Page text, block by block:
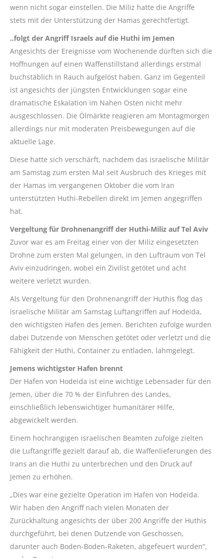
wenn nicht sogar einstellen. Die Miliz hatte die Angriffe
stets mit der Unterstützung der Hamas gerechtfertigt.
..folgt der Angriff Israels auf die Huthi im Jemen
Angesichts der Ereignisse vom Wochenende dürften sich die
Hoffnungen auf einen Waffenstillstand allerdings erstmal
buchstäblich in Rauch aufgelöst haben. Ganz im Gegenteil
ist angesichts der jüngsten Entwicklungen sogar eine
dramatische Eskalation im Nahen Osten nicht mehr
ausgeschlossen. Die Ölmärkte reagieren am Montagmorgen
allerdings nur mit moderaten Preisbewegungen auf die
aktuelle Lage.
Diese hatte sich verschärft, nachdem das israelische Militär
am Samstag zum ersten Mal seit Ausbruch des Krieges mit
der Hamas im vergangenen Oktober die vom Iran
unterstützten Huthi-Rebellen direkt im Jemen angegriffen
hat.
Vergeltung für Drohnenangriff der Huthi-Miliz auf Tel Aviv
Zuvor war es am Freitag einer von der Miliz eingesetzten
Drohne zum ersten Mal gelungen, in den Luftraum von Tel
Aviv einzudringen, wobei ein Zivilist getötet und acht
weitere verletzt wurden.
Als Vergeltung für den Drohnenangriff der Huthis flog das
israelische Militär am Samstag Luftangriffen auf Hodeida,
den wichtigsten Hafen des Jemen. Berichten zufolge wurden
dabei Dutzende von Menschen getötet oder verletzt und die
Fähigkeit der Huthi, Container zu entladen, lahmgelegt.
Jemens wichtigster Hafen brennt
Der Hafen von Hodeida ist eine wichtige Lebensader für den
Jemen, über die 70 % der Einfuhren des Landes,
einschließlich lebenswichtiger humanitärer Hilfe,
abgewickelt werden.
Einem hochrangigen israelischen Beamten zufolge zielten
die Luftangriffe gezielt darauf ab, die Waffenlieferungen des
Irans an die Huthi zu unterbrechen und den Druck auf
Jemen zu erhöhen.
„Dies war eine gezielte Operation im Hafen von Hodeida.
Wir haben den Angriff nach vielen Monaten der
Zurückhaltung angesichts der über 200 Angriffe der Huthis
durchgeführt, bei denen Dutzende von Geschossen,
darunter auch Boden-Boden-Raketen, abgefeuert wurden“,